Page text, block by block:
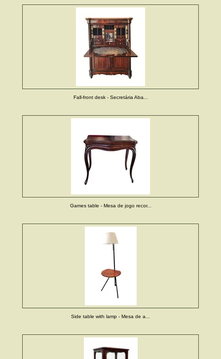
Fall-front desk - Secretária Aba...
Games table - Mesa de jogo recor...
Side table with lamp - Mesa de a...